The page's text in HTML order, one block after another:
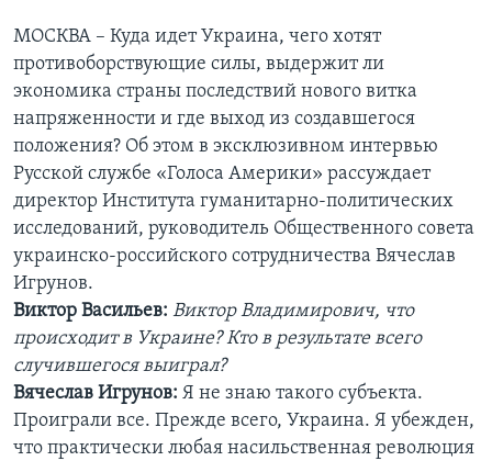
МОСКВА – Куда идет Украина, чего хотят
противоборствующие силы, выдержит ли
экономика страны последствий нового витка
напряженности и где выход из создавшегося
положения? Об этом в эксклюзивном интервью
Русской службе «Голоса Америки» рассуждает
директор Института гуманитарно-политических
исследований, руководитель Общественного совета
украинско-российского сотрудничества Вячеслав
Игрунов.
Виктор Васильев: Виктор Владимирович, что
происходит в Украине? Кто в результате всего
случившегося выиграл?
Вячеслав Игрунов: Я не знаю такого субъекта.
Проиграли все. Прежде всего, Украина. Я убежден,
что практически любая насильственная революция